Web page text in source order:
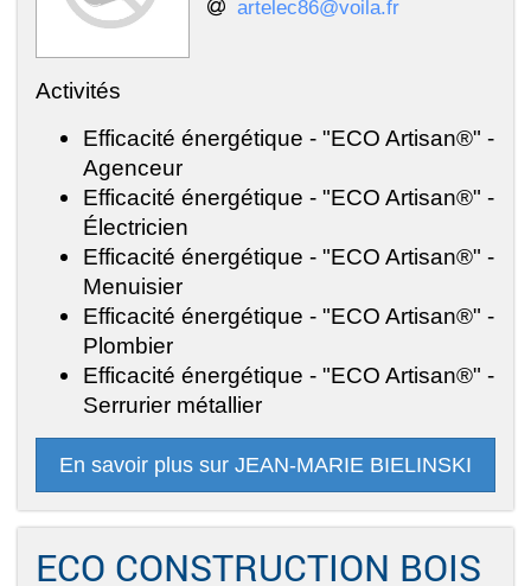
artelec86@voila.fr
Activités
Efficacité énergétique - "ECO Artisan®" -
Agenceur
Efficacité énergétique - "ECO Artisan®" -
Électricien
Efficacité énergétique - "ECO Artisan®" -
Menuisier
Efficacité énergétique - "ECO Artisan®" -
Plombier
Efficacité énergétique - "ECO Artisan®" -
Serrurier métallier
En savoir plus sur JEAN-MARIE BIELINSKI
ECO CONSTRUCTION BOIS